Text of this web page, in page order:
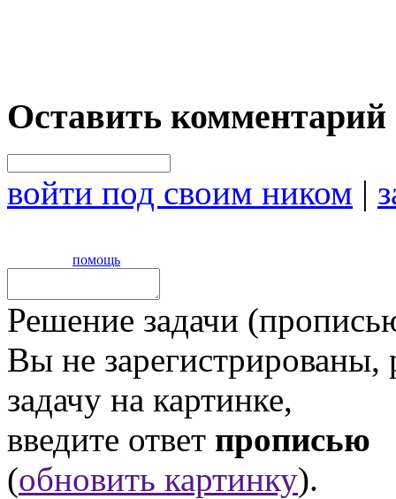
Оставить комментарий
войти под своим ником |
помощь
Решение задачи
Вы не
задачу на картинке,
введите ответ прописью
(обновить картинку).